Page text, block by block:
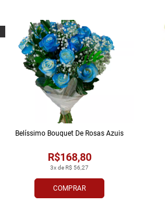
COMPRAR
3x de R$ 56,27
R$168,80
Belíssimo Bouquet De Rosas Azuis